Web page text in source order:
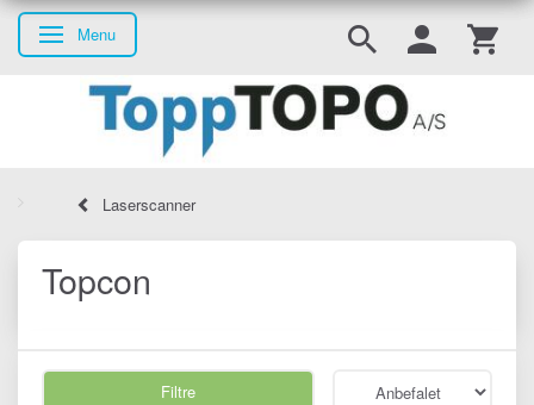
Skifte navigation
Menu
Laserscanner
Topcon
Filtre